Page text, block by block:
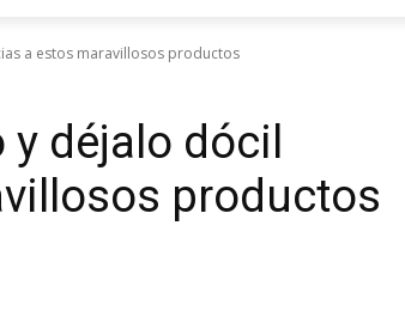
a estos maravillosos productos
déjalo dócil
productos